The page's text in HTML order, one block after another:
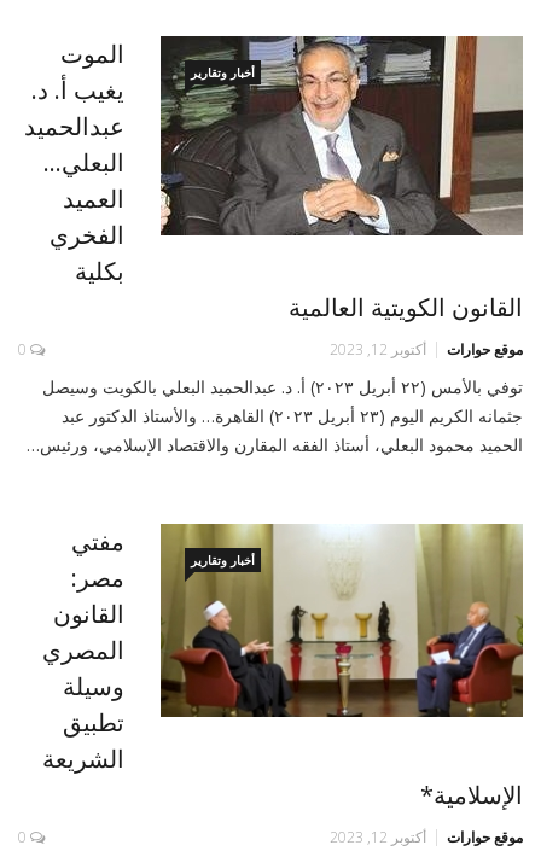
أخبار وتقارير
الموت
يغيب أ. د.
عبدالحميد
البعلي…
العميد
الفخري
بكلية
القانون الكويتية العالمية
موقع حوارات أكتوبر 12, 2023 0
توفي بالأمس (٢٢ أبريل ٢٠٢٣) أ. د. عبدالحميد البعلي بالكويت وسيصل
جثمانه الكريم اليوم (٢٣ أبريل ٢٠٢٣) القاهرة… والأستاذ الدكتور عبد
الحميد محمود البعلي، أستاذ الفقه المقارن والاقتصاد الإسلامي، ورئيس…
أخبار وتقارير
مفتي
مصر:
القانون
المصري
وسيلة
تطبيق
الشريعة
الإسلامية*
موقع حوارات أكتوبر 12, 2023 0